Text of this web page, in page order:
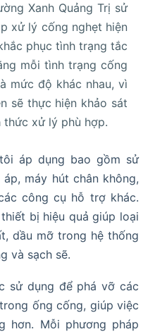
Xanh Quảng Trị sử
xử lý cống nghẹt hiện
phục tình trạng tắc
mỗi tình trạng cống
mức độ khác nhau, vì
sẽ thực hiện khảo sát
xử lý phù hợp.
áp dụng bao gồm sử
máy hút chân không,
công cụ hỗ trợ khác.
bị hiệu quả giúp loại
dầu mỡ trong hệ thống
và sạch sẽ.
sử dụng để phá vỡ các
ống cống, giúp việc
hơn. Mỗi phương pháp